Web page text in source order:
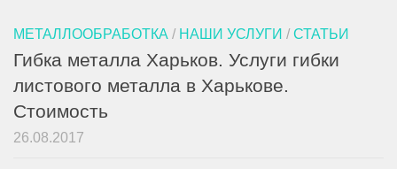
МЕТАЛЛООБРАБОТКА / НАШИ УСЛУГИ / СТАТЬИ
Гибка металла Харьков. Услуги гибки
листового металла в Харькове.
Стоимость
26.08.2017